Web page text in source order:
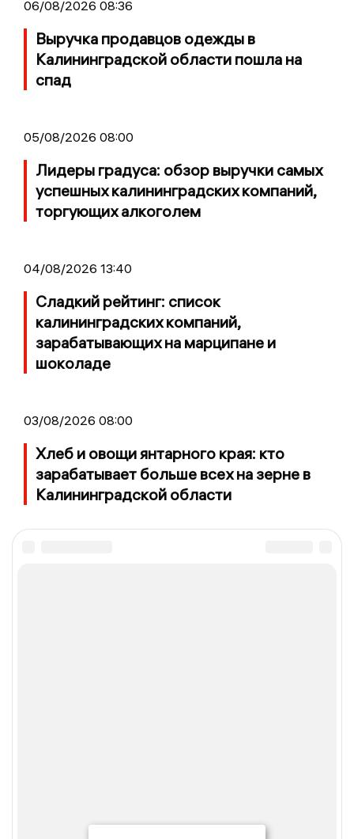
06/08/2026 08:36
Выручка продавцов одежды в
Калининградской области пошла на
спад
05/08/2026 08:00
Лидеры градуса: обзор выручки самых
успешных калининградских компаний,
торгующих алкоголем
04/08/2026 13:40
Сладкий рейтинг: список
калининградских компаний,
зарабатывающих на марципане и
шоколаде
03/08/2026 08:00
Хлеб и овощи янтарного края: кто
зарабатывает больше всех на зерне в
Калининградской области